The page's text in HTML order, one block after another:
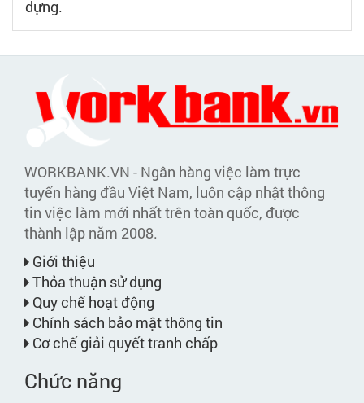
dựng.
WORKBANK.VN - Ngân hàng việc làm trực
tuyến hàng đầu Việt Nam, luôn cập nhật thông
tin việc làm mới nhất trên toàn quốc, được
thành lập năm 2008.
Giới thiệu
Thỏa thuận sử dụng
Quy chế hoạt động
Chính sách bảo mật thông tin
Cơ chế giải quyết tranh chấp
Chức năng